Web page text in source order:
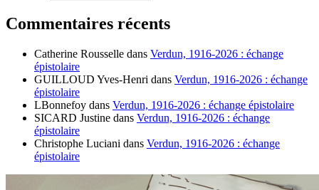
Commentaires récents
Catherine Rousselle dans Verdun, 1916-2026 : échange
épistolaire
GUILLOUD Yves-Henri dans Verdun, 1916-2026 : échange
épistolaire
LBonnefoy dans Verdun, 1916-2026 : échange épistolaire
SICARD Justine dans Verdun, 1916-2026 : échange
épistolaire
Christophe Luciani dans Verdun, 1916-2026 : échange
épistolaire